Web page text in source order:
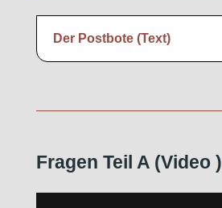
Der Postbote (Text)
Fragen Teil A (Video )